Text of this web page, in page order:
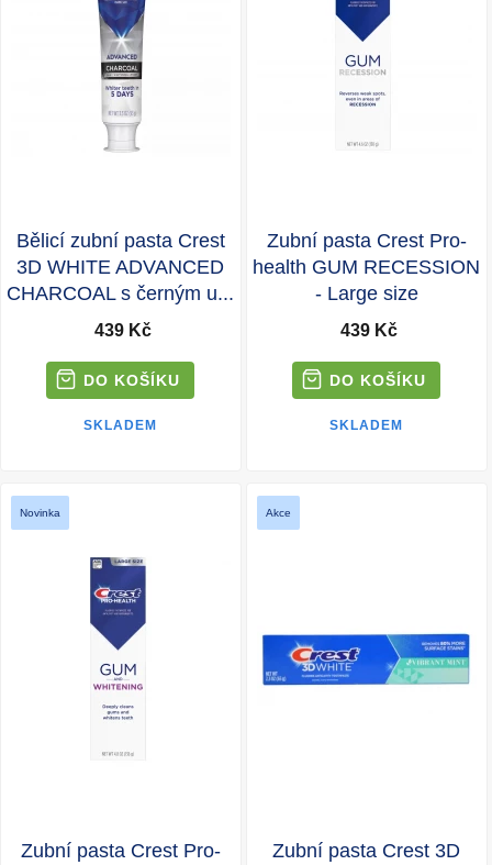
Bělicí zubní pasta Crest
3D WHITE ADVANCED
CHARCOAL s černým u...
439 Kč
SKLADEM
Zubní pasta Crest Pro-
health GUM RECESSION
- Large size
439 Kč
SKLADEM
Novinka
Zubní pasta Crest Pro-
Akce
Zubní pasta Crest 3D